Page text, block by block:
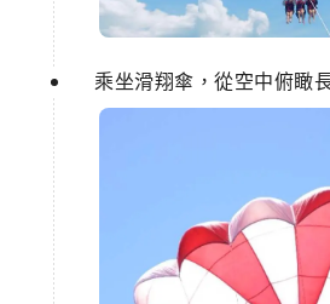
乘坐滑翔傘，從空中俯瞰